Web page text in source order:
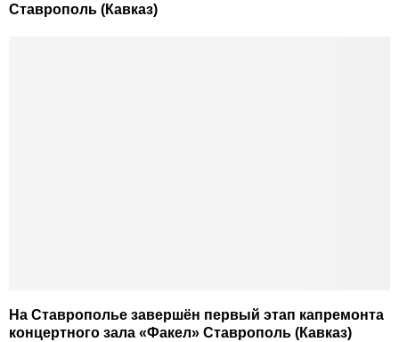
Ставрополь (Кавказ)
На Ставрополье завершён первый этап капремонта
концертного зала «Факел» Ставрополь (Кавказ)